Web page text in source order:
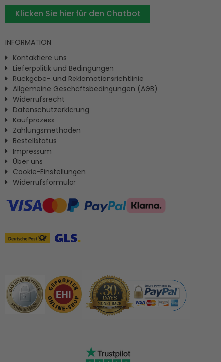
Klicken Sie hier für den Chatbot
INFORMATION
Kontaktiere uns
Lieferpolitik und Bedingungen
Rückgabe- und Reklamationsrichtlinie
Allgemeine Geschäftsbedingungen (AGB)
Widerrufsrecht
Datenschutzerklärung
Kaufprozess
Zahlungsmethoden
Bestellstatus
Impressum
Ûber uns
Cookie-Einstellungen
Widerrufsformular